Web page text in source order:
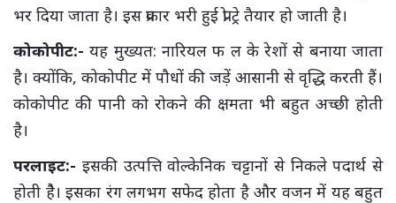
भर दिया जाता है। इस प्रकार भरी हुई प्रो ट्रे तैयार हो जाती है।
कोकोपीट:-यह मुख्यत: नारियल फ ल के रेशों से बनाया जाता
है। क्योंकि, कोकोपीट में पौधों की जड़ें आसानी से वृद्धि करती हैं।
कोकोपीट की पानी को रोकने की क्षमता भी बहुत अच्छी होती
है।
परलाइट:- इसकी उत्पत्ति वोल्केनिक चट्टानों से निकले पदार्थ से
होती हैै। इसका रंग लगभग सफेद होता है और वजन में यह बहुत